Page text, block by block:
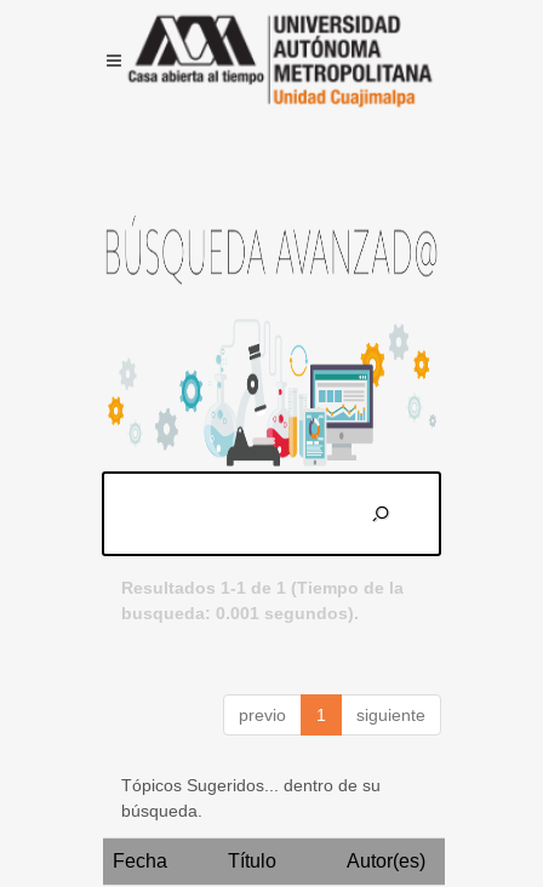
Resultados 1-1 de 1 (Tiempo de la
busqueda: 0.001 segundos).
previo 1 siguiente
Tópicos Sugeridos... dentro de su
búsqueda.
Fecha Título Autor(es)